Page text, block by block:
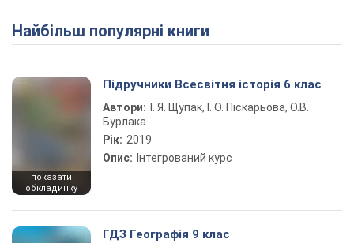
Найбільш популярні книги
показати
обкладинку
Підручники Всесвітня історія 6 клас
Автори:
І. Я. Щупак, І. О. Піскарьова, О.В.
Бурлака
Рік: 2019
Опис: Інтегрований курс
ГДЗ Географія 9 клас